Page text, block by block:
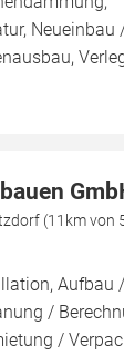
Neueinbau
(11km von
Aufbau
/
/